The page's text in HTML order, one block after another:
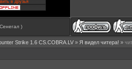
в друзья
)
Strike 1.6 CS.COBRA.LV » Я видел читера! »